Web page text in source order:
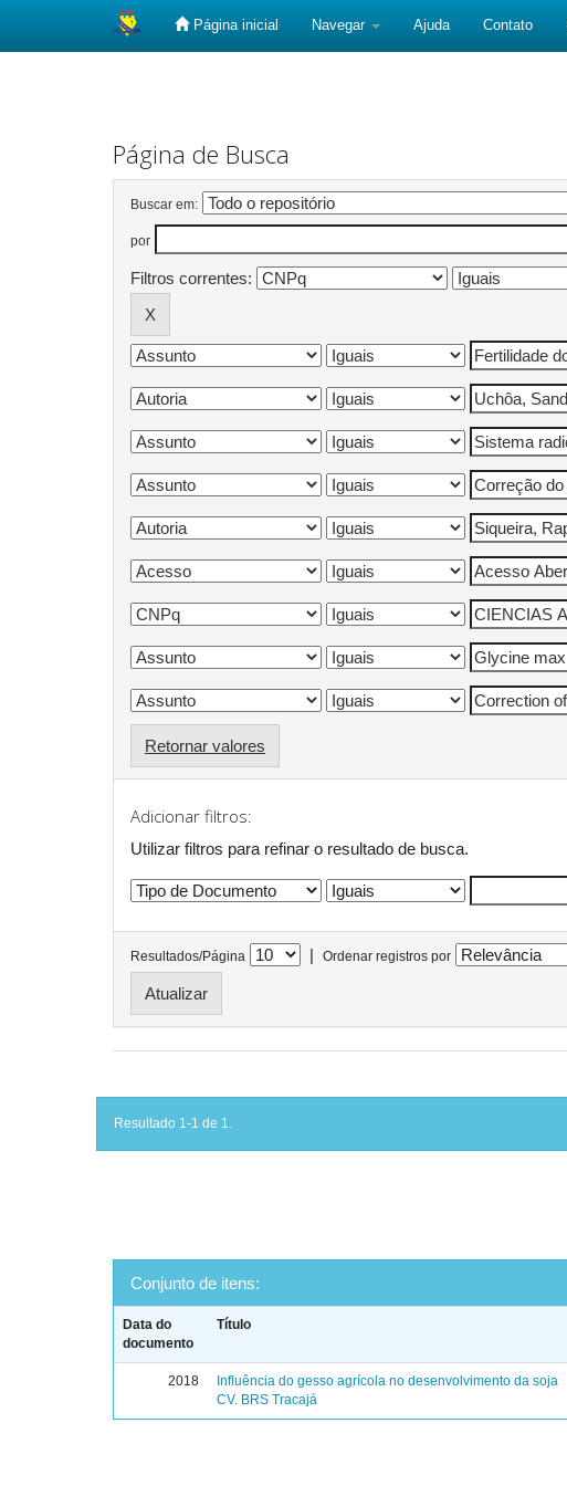
Página inicial Navegar Ajuda Contato
Página de Busca
Buscar em:
por
Filtros correntes:
Retornar valores
Adicionar filtros:
Utilizar filtros para refinar o resultado de busca.
Resultados/Página | Ordenar registros por
Resultado 1-1 de 1.
Conjunto de itens:
Data do
documento
Título
2018
Influência do gesso agrícola no desenvolvimento da soja
CV. BRS Tracajá